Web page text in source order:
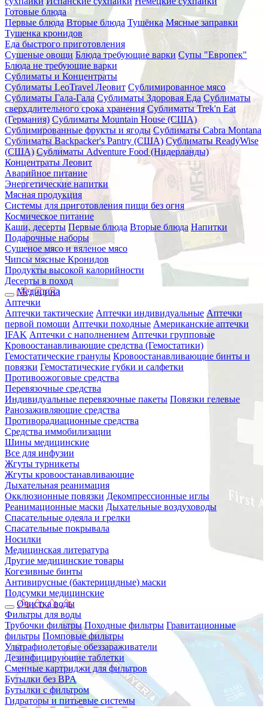
Готовые блюда
Первые блюда Вторые блюда Тушёнка Мясные заправки
Тушенка кронидов
Еда быстрого приготовления
Сушеные овощи Блюда требующие варки Супы "Европек"
Блюда не требующие варки
Сублиматы и Концентраты
Сублиматы LeoTravel Леовит Сублимированное мясо
Сублиматы Гала-Гала Сублиматы Здоровая Еда Сублиматы
сверхдлительного срока хранения Сублиматы Trek'n Eat
(Германия) Сублиматы Mountain House (США)
Сублимированные фрукты и ягоды Сублиматы Cabra Montana
Сублиматы Backpacker's Pantry (США) Сублиматы ReadyWise
(США) Сублиматы Adventure Food (Нидерланды)
Концентраты Леовит
Аварийное питание
Энергетические напитки
Мясная продукция
Системы для приготовления пищи без огня
Космическое питание
Каши, десерты Первые блюда Вторые блюда Напитки
Подарочные наборы
Сушеное мясо и вяленое мясо
Чипсы мясные Кронидов
Продукты высокой калорийности
Десерты в поход
Медицина
Аптечки
Аптечки тактические Аптечки индивидуальные Аптечки
первой помощи Аптечки походные Американские аптечки
IFAK Аптечки с наполнением Аптечки групповые
Кровоостанавливающие средства (Гемостатики)
Гемостатические гранулы Кровоостанавливающие бинты и
повязки Гемостатические губки и салфетки
Противоожоговые средства
Перевязочные средства
Индивидуальные перевязочные пакеты Повязки гелевые
Ранозаживляющие средства
Противорадиационные средства
Средства иммобилизации
Шины медицинские
Все для инфузии
Жгуты турникеты
Жгуты кровоостанавливающие
Дыхательная реанимация
Окклюзионные повязки Декомпрессионные иглы
Реанимационные маски Дыхательные воздуховоды
Спасательные одеяла и грелки
Спасательные покрывала
Носилки
Медицинская литература
Другие медицинские товары
Когезивные бинты
Антивирусные (бактерицидные) маски
Подсумки медицинские
Очистка воды
Фильтры для воды
Трубочки фильтры Походные фильтры Гравитационные
фильтры Помповые фильтры
Ультрафиолетовые обеззараживатели
Дезинфицирующие таблетки
Сменные картриджи для фильтров
Бутылки без BPA
Бутылки с фильтром
Гидраторы и питьевые системы